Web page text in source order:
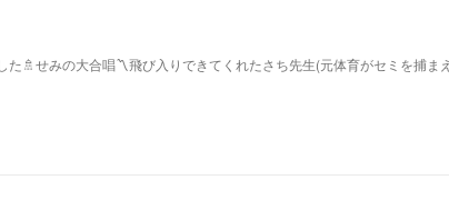
🚿せみの大合唱〽飛び入りできてくれたさち先生(元体育がセミを捕ま